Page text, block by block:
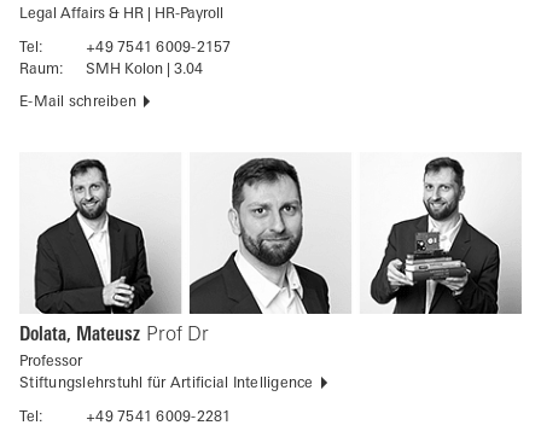
Legal Affairs & HR | HR-Payroll
Tel:
+49 7541 6009-2157
Raum:
SMH Kolon | 3.04
E-Mail schreiben
Dolata, Mateusz Prof Dr
Professor
Stiftungslehrstuhl für Artificial Intelligence
Tel:
+49 7541 6009-2281